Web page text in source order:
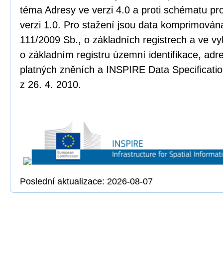
téma Adresy ve verzi 4.0 a proti schématu
verzi 1.0. Pro stažení jsou data
111/2009 Sb., o základních registrech a ve
o základním registru územní identifikace,
platných zněních a INSPIRE Data
z 26. 4. 2010.
Poslední aktualizace: 2026-08-07